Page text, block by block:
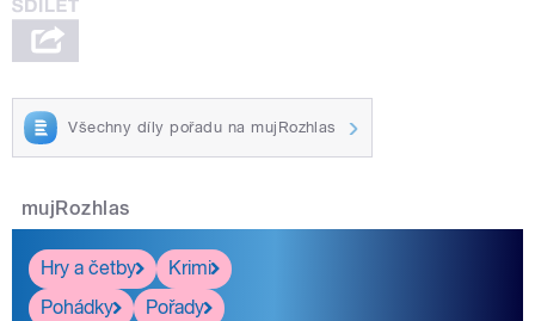
Všechny díly pořadu na mujRozhlas
mujRozhlas
Hry a četby
Krimi
Pohádky
Pořady